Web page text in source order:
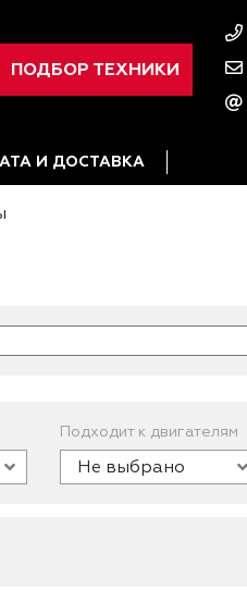
ПОДБОР ТЕХНИКИ
И ДОСТАВКА
Подходит к двигателям
Не выбрано